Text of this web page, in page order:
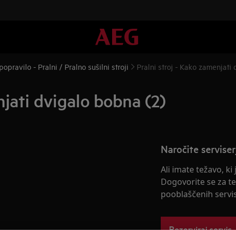
- Pralni / Pralno sušilni stroji Pralni stroj - Kako zamenjati
dvigalo bobna (2)
Naročite
Ali imate težavo,
Dogovorite se za
pooblaščenih